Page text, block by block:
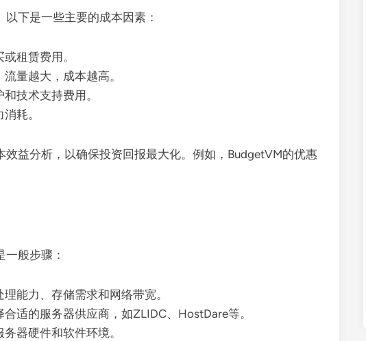
下是一些主要的成本因素：
租赁费用。
量越大，成本越高。
技术支持费用。
耗。
益分析，以确保投资回报最大化。例如，BudgetVM的优惠
般步骤：
能力、存储需求和网络带宽。
合适的服务器供应商，如ZLIDC、HostDare等。
器硬件和软件环境。